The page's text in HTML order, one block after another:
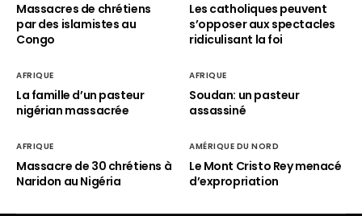
Massacres de chrétiens
par des islamistes au
Congo
Les catholiques peuvent
s’opposer aux spectacles
ridiculisant la foi
AFRIQUE
La famille d’un pasteur
nigérian massacrée
AFRIQUE
Soudan: un pasteur
assassiné
AFRIQUE
Massacre de 30 chrétiens à
Naridon au Nigéria
AMÉRIQUE DU NORD
Le Mont Cristo Rey menacé
d’expropriation